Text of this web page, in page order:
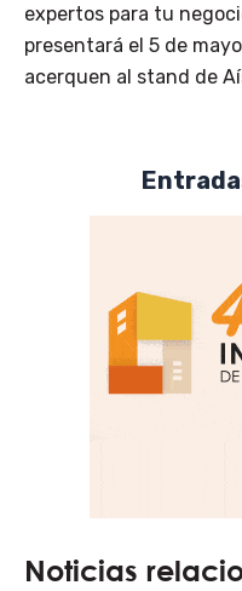
expertos para tu
presentará el 5 de
acerquen al stand de
Noticias